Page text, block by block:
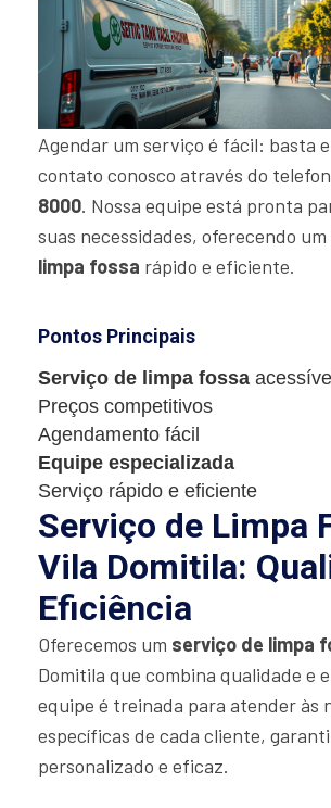
Agendar um serviço é fácil: basta
contato conosco através do
8000. Nossa equipe está pronta
suas necessidades, oferecendo um
limpa fossa rápido e eficiente.
Pontos Principais
Serviço de limpa fossa acessível
Preços competitivos
Agendamento fácil
Equipe especializada
Serviço rápido e eficiente
Serviço de Limpa
Vila Domitila:
Eficiência
Oferecemos um serviço de limpa
Domitila que combina qualidade e
equipe é treinada para atender às
específicas de cada cliente,
personalizado e eficaz.